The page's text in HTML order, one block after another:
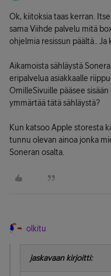
Ok, kiitoksia taas kerran.
sama Viihde palvelu mitä
ohjelmia resissun päältä..
Aikamoista sähläystä
eripalvelua asiakkaalle
OmilleSivuille pääsee
ymmärtää tätä sähläystä?
Kun katsoo Apple storesta
tunnu olevan ainoa jonka
Soneran osalta.
olkitu
jaskavaan kirjoitti: